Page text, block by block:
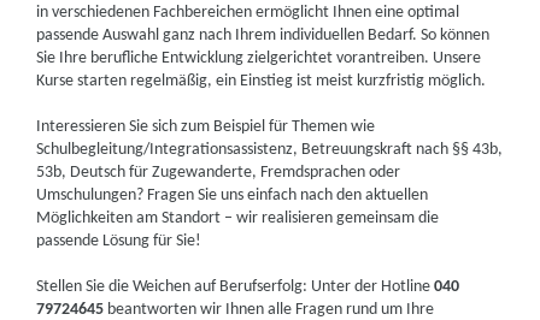
in verschiedenen Fachbereichen ermöglicht Ihnen eine optimal
passende Auswahl ganz nach Ihrem individuellen Bedarf. So können
Sie Ihre berufliche Entwicklung zielgerichtet vorantreiben. Unsere
Kurse starten regelmäßig, ein Einstieg ist meist kurzfristig möglich.
Interessieren Sie sich zum Beispiel für Themen wie
Schulbegleitung/Integrationsassistenz, Betreuungskraft nach §§ 43b,
53b, Deutsch für Zugewanderte, Fremdsprachen oder
Umschulungen? Fragen Sie uns einfach nach den aktuellen
Möglichkeiten am Standort – wir realisieren gemeinsam die
passende Lösung für Sie!
Stellen Sie die Weichen auf Berufserfolg: Unter der Hotline040
79724645 beantworten wir Ihnen alle Fragen rund um Ihre